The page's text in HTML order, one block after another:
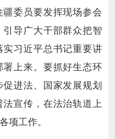
委员要发挥现场参会
导广大干部群众把智
习近平总书记重要讲
上来。要抓好生态环
进法、国家发展规划
宣传，在法治轨道上
项工作。